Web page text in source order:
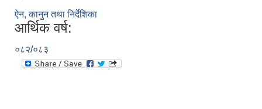
ऐन, कानुन तथा निर्देशिका
आर्थिक वर्ष:
०८२/०८३